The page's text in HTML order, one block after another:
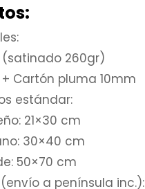
(satinado 260gr)
Cartón pluma 10mm
estándar:
21×30 cm
30×40 cm
50×70 cm
a península inc.):